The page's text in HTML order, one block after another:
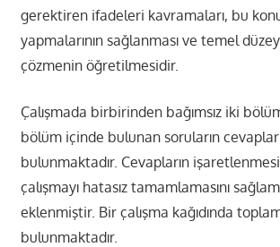
gerektiren ifadeleri kavramaları, bu
yapmalarının sağlanması ve temel
çözmenin öğretilmesidir.
Çalışmada birbirinden bağımsız iki
bölüm içinde bulunan soruların
bulunmaktadır. Cevapların
çalışmayı hatasız tamamlamasını
eklenmiştir. Bir çalışma kağıdında
bulunmaktadır.